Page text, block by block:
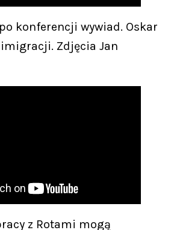
konferencji wywiad. Oskar
Zdjęcia Jan
z Rotami mogą